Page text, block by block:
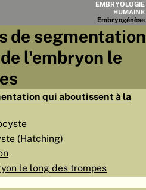
EMBRYOLOGIE
HUMAINE
Embryogénèse
Module5
DES CHAPITRES
OBJECTIFS
◀
de segmentation
l'embryon le
qui aboutissent à la
(Hatching)
le long des trompes